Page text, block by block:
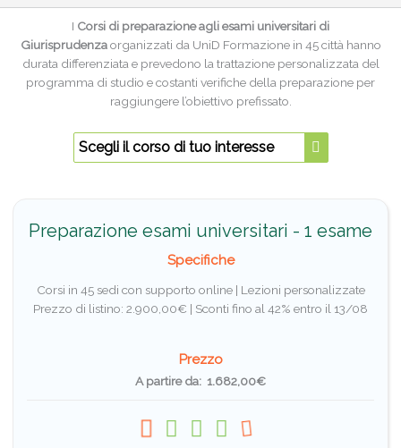
I Corsi di preparazione agli esami universitari di
Giurisprudenzaorganizzati da UniD Formazione in 45 città hanno
durata differenziata e prevedono la trattazione personalizzata del
programma di studio e costanti verifiche della preparazione per
raggiungere l’obiettivo prefissato.
Scegli il corso di tuo interesse
Preparazione esami universitari - 1 esame
Specifiche
Corsi in 45 sedi con supporto online | Lezioni personalizzate
Prezzo di listino: 2.900,00€ | Sconti fino al 42% entro il 13/08
Prezzo
A partire da: 1.682,00€